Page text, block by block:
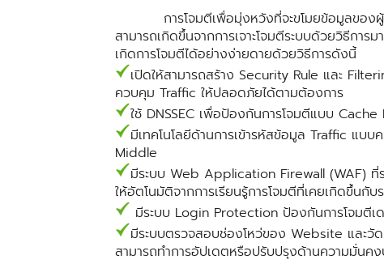
การโจมตีเพื่อมุ่งหวังที่จะขโมยข้อมูลของผู้
สามารถเกิดขึ้นจากการเจาะโจมตีระบบด้วยวิธีกา
เกิดการโจมตีได้อย่างง่ายดายด้วยวิธีการดังนี้
เปิดให้สามารถสร้าง Security Rule และ
ควบคุม Traffic ให้ปลอดภัยได้ตามต้องการ
ใช้ DNSSEC เพื่อป้องกันการโจมตีแบบ
มีเทคโนโลยีด้านการเข้ารหัสข้อมูล Traffic แบ
Middle
มีระบบ Web Application Firewall (WAF)
ให้อัตโนมัติจากการเรียนรู้การโจมตีที่เคยเกิดขึ้นกั
มีระบบ Login Protection ป้องกันการโจมตี
มีระบบตรวจสอบช่องโหว่ของ Website และ
สามารถทำการอัปเดตหรือปรับปรุงด้านความมั่นคง